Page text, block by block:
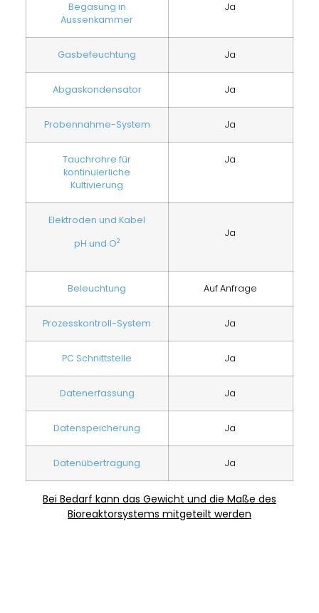
Begasung in
Aussenkammer
Ja
Gasbefeuchtung Ja
Abgaskondensator Ja
Probennahme-System Ja
Tauchrohre für
kontinuierliche
Kultivierung
Ja
Elektroden und Kabel
pH und O2
Ja
Beleuchtung Auf Anfrage
Prozesskontroll-System Ja
PC Schnittstelle Ja
Datenerfassung Ja
Datenspeicherung Ja
Datenübertragung Ja
Bei Bedarf kann das Gewicht und die Maße des
Bioreaktorsystems mitgeteilt werden